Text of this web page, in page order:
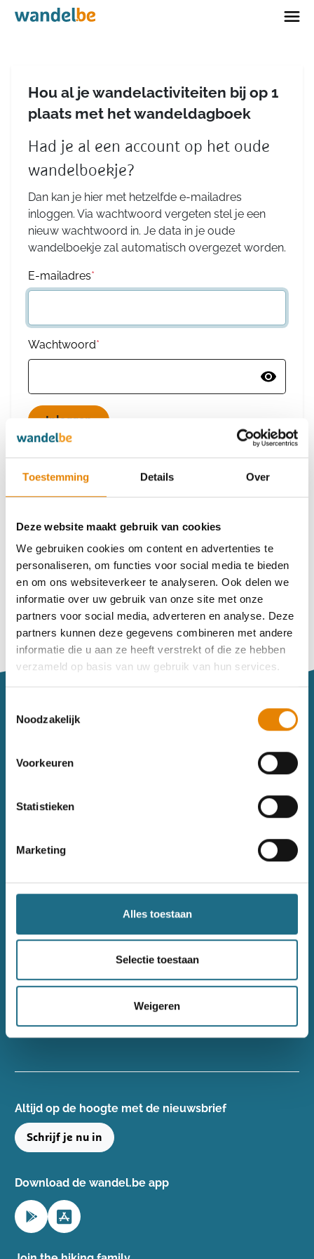
Toestemming Details Over
Deze website maakt gebruik van cookies
We gebruiken cookies om content en advertenties te
personaliseren, om functies voor social media te bieden
en om ons websiteverkeer te analyseren. Ook delen we
informatie over uw gebruik van onze site met onze
partners voor social media, adverteren en analyse. Deze
partners kunnen deze gegevens combineren met andere
informatie die u aan ze heeft verstrekt of die ze hebben
verzameld op basis van uw gebruik van hun services.
Noodzakelijk
Voorkeuren
Statistieken
Marketing
Alles toestaan
Selectie toestaan
Weigeren
Home
Hou al je wandelactiviteiten bij op 1
plaats met het wandeldagboek
Had je al een account op het oude
wandelboekje?
Dan kan je hier met hetzelfde e-mailadres
inloggen. Via wachtwoord vergeten stel je een
nieuw wachtwoord in. Je data in je oude
wandelboekje zal automatisch overgezet worden.
E-mailadres*
Wachtwoord*
Heb je nog geen account?
Maak dan een nieuw account aan
Maak een nieuw account aan
Vind je je weg niet goed in het wandeldagboek?
Raadpleeg dan hier de handleiding.
Wandelinspiratie
Gezondheid
+32(0)50 40 51 40
info@wandelsport.be
BE 0643 481 073
Altijd op de hoogte ​met de nieuwsbrief
Schrijf je nu in
Download de wandel.be app